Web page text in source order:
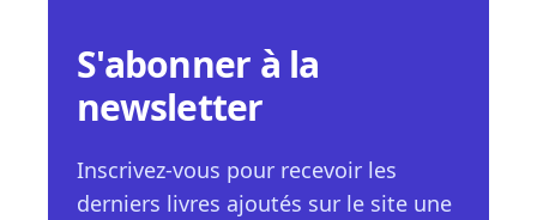
S'abonner à la
newsletter
Inscrivez-vous pour recevoir les
derniers livres ajoutés sur le site une